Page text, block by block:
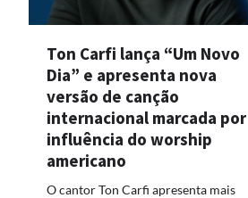
Ton Carfi lança “Um Novo
Dia” e apresenta nova
versão de canção
internacional marcada por
influência do worship
americano
O cantor Ton Carfi apresenta mais